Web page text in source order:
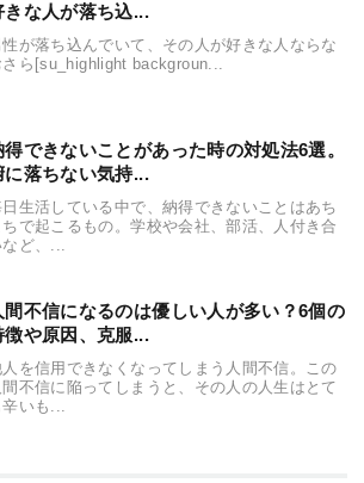
きな人が落ち込...
性が落ち込んでいて、その人が好きな人ならな
さら[su_highlight backgroun...
得できないことがあった時の対処法6選。
に落ちない気持...
生活している中で、納得できないことはあち
ちで起こるもの。学校や会社、部活、人付き合
ど、...
間不信になるのは優しい人が多い？6個の
徴や原因、克服...
を信用できなくなってしまう人間不信。この
間不信に陥ってしまうと、その人の人生はとて
辛いも...